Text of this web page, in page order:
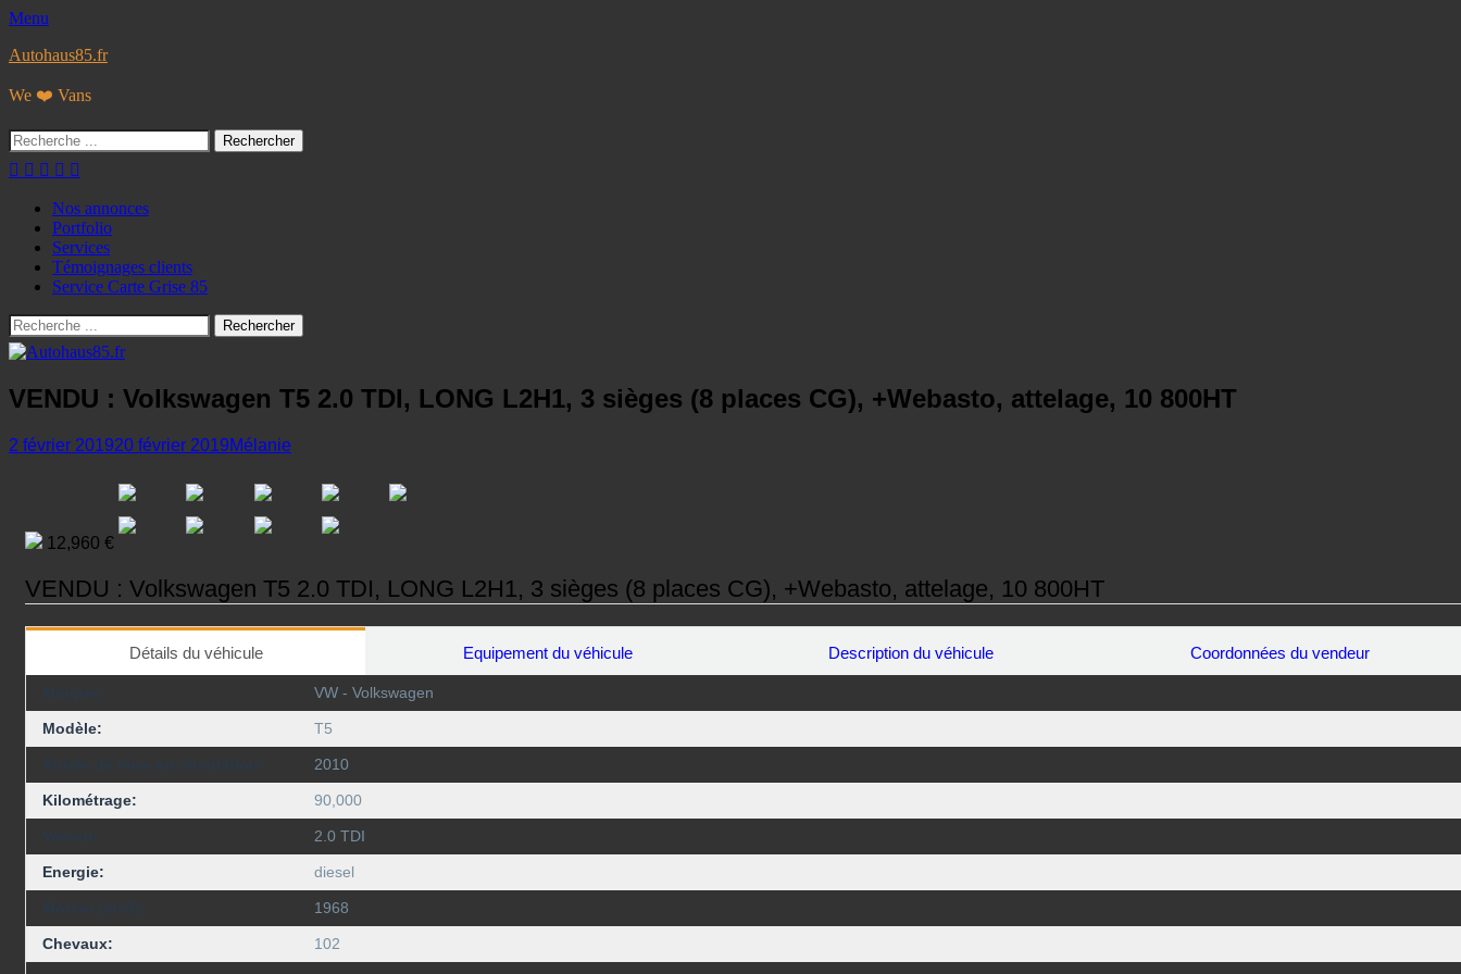
Menu
Autohaus85.fr
We ❤️ Vans
Rechercher :
Facebook
Googleplus
E- Instagram
Menu
principal
Aller
contenu
Nos annonces
Portfolio
Services
Témoignages clients
Service Carte Grise 85
Recherche
Rechercher :
VENDU : Volkswagen T5 2.0 TDI, LONG L2H1, 3 sièges (8 places CG), +Webasto, attelage, 10 800HT
Posted
2 février 201920 février 2019Author
Mélanie
12,960 €
VENDU : Volkswagen T5 2.0 TDI, LONG L2H1, 3 sièges (8 places CG), +Webasto, attelage, 10 800HT
Détails du véhicule Equipement du véhicule Description du véhicule Coordonnées du vendeur
VW - Volkswagen
Modèle: T5
2010
Kilométrage: 90,000
2.0 TDI
Energie: diesel
1968
Chevaux: 102